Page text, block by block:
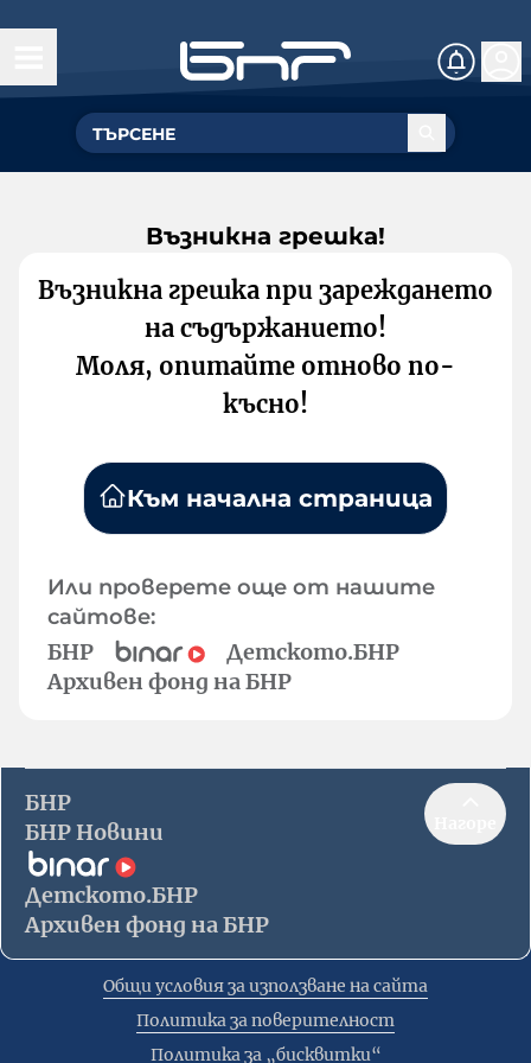
Възникна грешка!
Възникна грешка при зареждането
на съдържанието!
Моля, опитайте отново по-
късно!
Към начална страница
Или проверете още от нашите
сайтове:
БНР
Детското.БНР
Архивен фонд на БНР
БНР
БНР Новини
Детското.БНР
Архивен фонд на БНР
Общи условия за използване на сайта
Политика за поверителност
Политика за „бисквитки“